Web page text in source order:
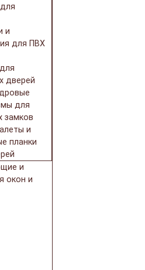
и
для ПВХ
дверей
для
замков
и
планки
и
окон и